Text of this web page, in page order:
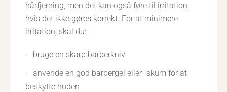
hårfjerning, men det kan også føre til irritation,
hvis det ikke gøres korrekt. For at minimere
irritation, skal du:
bruge en skarp barberkniv
anvende en god barbergel eller -skum for at
beskytte huden